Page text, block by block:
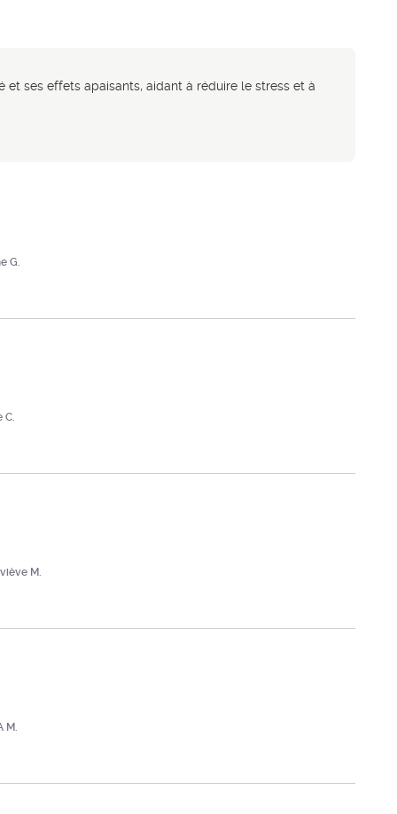
ses effets apaisants, aidant à réduire le stress et à
G.
C.
M.
M.